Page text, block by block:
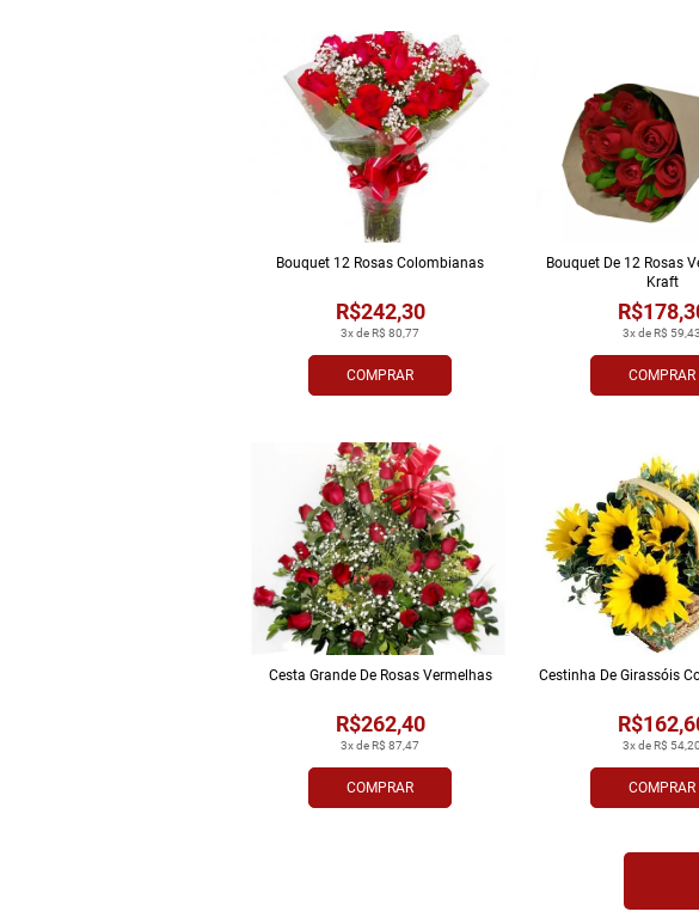
COMPRAR
3x de R$ 80,77
R$242,30
Bouquet 12 Rosas Colombianas
COMPRAR
3x de R$ 59,43
Bouquet De 12 Rosas
Kraft
COMPRAR
3x de R$ 87,47
R$262,40
Cesta Grande De Rosas Vermelhas
COMPRAR
3x de R$ 54,20
Cestinha De Girassóis